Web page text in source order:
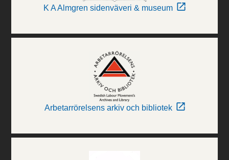
K A Almgren sidenväveri & museum
Arbetarrörelsens arkiv och bibliotek